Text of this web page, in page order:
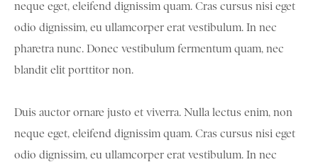
neque eget, eleifend dignissim quam. Cras cursus nisi eget
odio dignissim, eu ullamcorper erat vestibulum. In nec
pharetra nunc. Donec vestibulum fermentum quam, nec
blandit elit porttitor non.
Duis auctor ornare justo et viverra. Nulla lectus enim, non
neque eget, eleifend dignissim quam. Cras cursus nisi eget
odio dignissim, eu ullamcorper erat vestibulum. In nec